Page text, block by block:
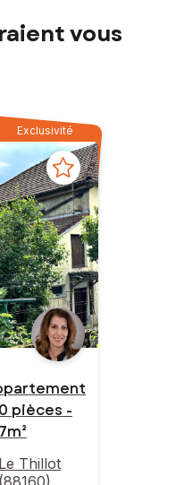
vous
Exclusivité
pièces -
Le Thillot
(88160)